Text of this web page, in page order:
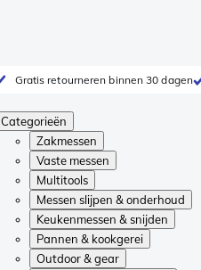
Gratis retourneren binnen 30 dagen
Categorieën
Zakmessen
Vaste messen
Multitools
Messen slijpen & onderhoud
Keukenmessen & snijden
Pannen & kookgerei
Outdoor & gear